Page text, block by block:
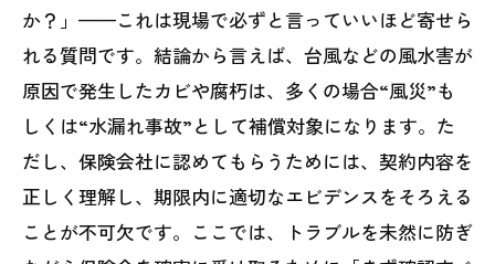
か？」——これは現場で必ずと言っていいほど寄せら
れる質問です。結論から言えば、台風などの風水害が
原因で発生したカビや腐朽は、多くの場合“風災”も
しくは“水漏れ事故”として補償対象になります。た
だし、保険会社に認めてもらうためには、契約内容を
正しく理解し、期限内に適切なエビデンスをそろえる
ことが不可欠です。ここでは、トラブルを未然に防ぎ